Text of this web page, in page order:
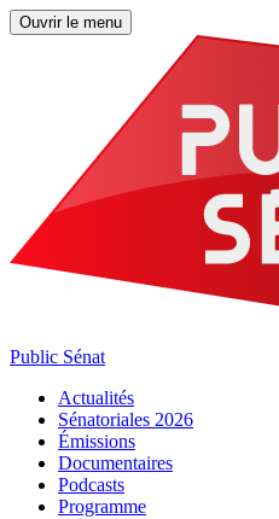
Ouvrir le menu
Public Sénat
Actualités
Sénatoriales 2026
Émissions
Documentaires
Podcasts
Programme